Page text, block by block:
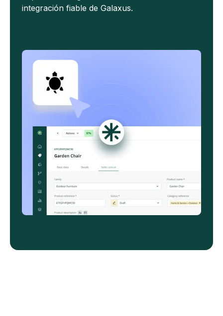
integración fiable de Galaxus.